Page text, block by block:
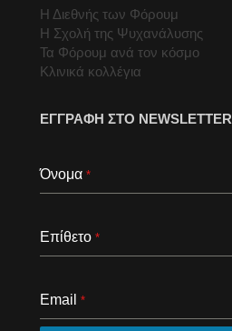
Η Διεθνής των Φόρουμ
Η Σχολή της Ψυχανάλυσης
Τα Φόρουμ ανά τον κόσμο
Κλινικά κολλέγια
ΕΓΓΡΑΦΗ ΣΤΟ NEWSLETTER
Όνομα *
Επίθετο *
Email *